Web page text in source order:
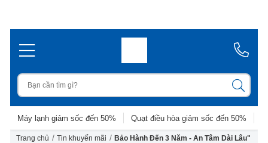
Máy lạnh giảm sốc đến 50% Quạt điều hòa giảm sốc đến 50%
Trang chủ / Tin khuyến mãi / Bảo Hành Đến 3 Năm - An Tâm Dài Lâu"